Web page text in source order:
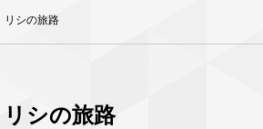
リシの旅路
リシの旅路